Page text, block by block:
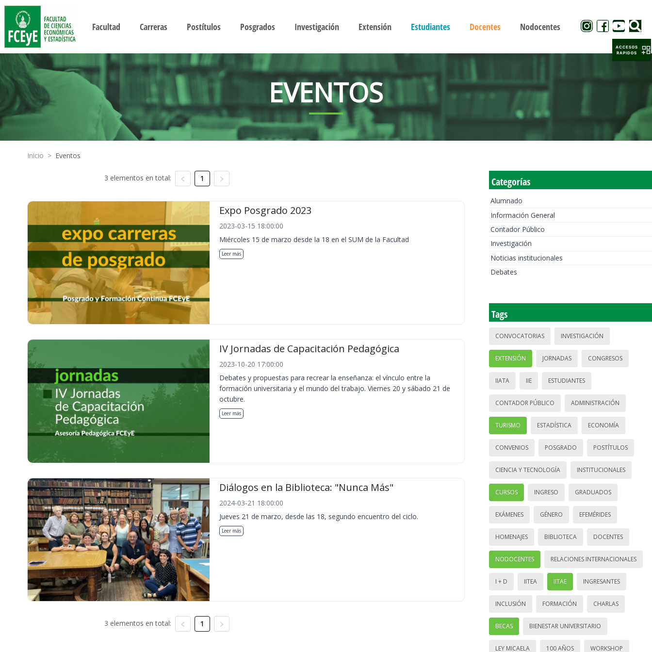
Facultad Carreras Postítulos Posgrados Investigación Extensión Estudiantes Docentes Nodocentes
EVENTOS
Inicio > Eventos
3 elementos en total: 1
Expo Posgrado 2023
2023-03-15 18:00:00
Miércoles 15 de marzo desde la 18 en el SUM de la Facultad
Leer más
IV Jornadas de Capacitación Pedagógica
2023-10-20 17:00:00
Debates y propuestas para recrear la enseñanza: el vínculo entre la
formación universitaria y el mundo del trabajo. Viernes 20 y sábado 21 de
octubre.
Leer más
Diálogos en la Biblioteca: "Nunca Más"
2024-03-21 18:00:00
Jueves 21 de marzo, desde las 18, segundo encuentro del ciclo.
Leer más
3 elementos en total: 1
Categorías
Alumnado
Información General
Contador Público
Investigación
Noticias institucionales
Debates
Tags
CONVOCATORIAS INVESTIGACIÓN
EXTENSIÓN JORNADAS CONGRESOS
IIATA IIE ESTUDIANTES
CONTADOR PÚBLICO ADMINISTRACIÓN
TURISMO ESTADÍSTICA ECONOMÍA
CONVENIOS POSGRADO POSTÍTULOS
CIENCIA Y TECNOLOGÍA INSTITUCIONALES
CURSOS INGRESO GRADUADOS
EXÁMENES GÉNERO EFEMÉRIDES
HOMENAJES BIBLIOTECA DOCENTES
NODOCENTES RELACIONES INTERNACIONALES
I + D IITEA IITAE INGRESANTES
INCLUSIÓN FORMACIÓN CHARLAS
BECAS BIENESTAR UNIVERSITARIO
LEY MICAELA 100 AÑOS WORKSHOP
ACCESOS
RAPIDOS